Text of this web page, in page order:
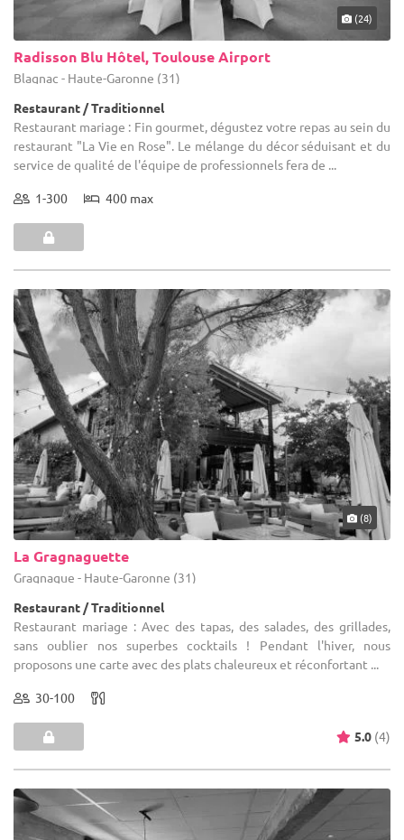
(24)
Radisson Blu Hôtel, Toulouse Airport
Blagnac - Haute-Garonne (31)
Restaurant / Traditionnel
Restaurant mariage : Fin gourmet, dégustez votre repas au sein du
restaurant "La Vie en Rose". Le mélange du décor séduisant et du
service de qualité de l'équipe de professionnels fera de ...
1-300 400 max
(8)
La Gragnaguette
Gragnague - Haute-Garonne (31)
Restaurant / Traditionnel
Restaurant mariage : Avec des tapas, des salades, des grillades,
sans oublier nos superbes cocktails ! Pendant l'hiver, nous
proposons une carte avec des plats chaleureux et réconfortant ...
30-100
5.0 (4)